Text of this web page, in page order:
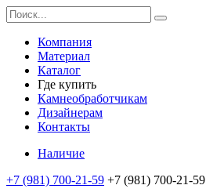
Компания
Материал
Каталог
Где купить
Камнеобработчикам
Дизайнерам
Контакты
Наличие
+7 (981) 700-21-59 +7 (981) 700-21-59